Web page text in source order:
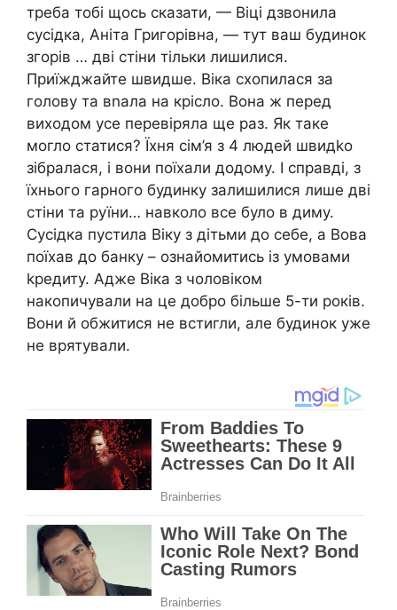
треба тобі щось сказати, — Віці дзвонила
сусідка, Аніта Григорівна, — тут ваш будинок
згорів … дві стіни тільки лишилися.
Приїжджайте швидше. Віка схопилася за
голову та вnала на крісло. Вона ж перед
виходом усе перевіряла ще раз. Як таке
могло статися? Їхня сім’я з 4 людей швидkо
зібралася, і вони поїхали додому. І справді, з
їхнього гарного будинку залишилися лише дві
стіни та руїни… навколо все було в диму.
Сусідка пустила Віку з дітьми до себе, а Вова
поїхав до банку – ознайомитись із умовами
kредиту. Адже Віка з чоловіком
накопичували на це добро більше 5-ти років.
Вони й обжитися не встигли, але будинок уже
не врятували.